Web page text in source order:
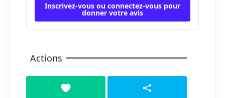
Inscrivez-vous ou connectez-vous pour
donner votre avis
Actions